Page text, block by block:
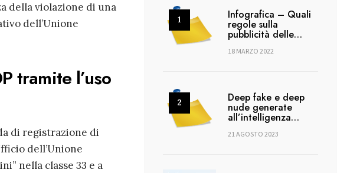
della violazione di una
dell’Unione
tramite l’uso
di registrazione di
dell’Unione
nella classe 33 e a
Infografica – Quali
regole sulla
pubblicità delle…
18 MARZO 2022
Deep fake e deep
nude generate
all’intelligenza…
21 AGOSTO 2023